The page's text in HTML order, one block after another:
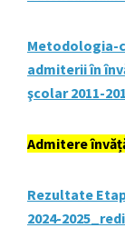
Metodologia-
admiterii în
şcolar 2011-
Admitere
Rezultate
2024-